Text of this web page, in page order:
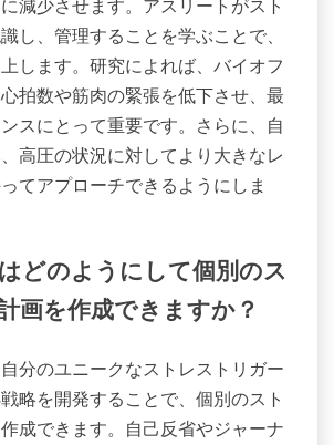
減少させます。アスリートがスト
し、管理することを学ぶことで、
します。研究によれば、バイオフ
拍数や筋肉の緊張を低下させ、最
スにとって重要です。さらに、自
高圧の状況に対してより大きなレ
てアプローチできるようにしま
どのようにして個別のス
画を作成できますか？
分のユニークなストレストリガー
略を開発することで、個別のスト
成できます。自己反省やジャーナ